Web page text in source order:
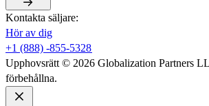
Kontakta säljare:​​
Hör av dig​​
+1 (888) -855-5328​​
Upphovsrätt © 2026 Globalization Partners
förbehållna.​​